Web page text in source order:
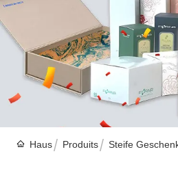
Haus Produits Steife